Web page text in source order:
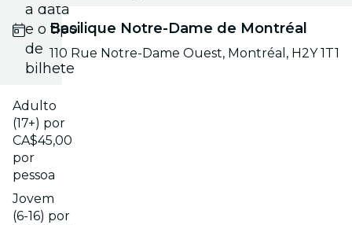
a data
e o tipo
de
bilhete
Adulto
(17+) por
CA$45,00
por
pessoa
Jovem
(6-16) por
Basilique Notre-Dame de Montréal
110 Rue Notre-Dame Ouest, Montréal, H2Y 1T1